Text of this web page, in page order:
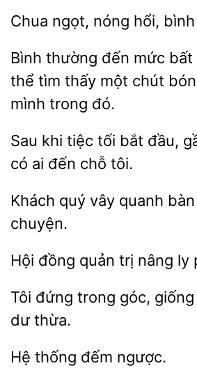
hổi,
Bình thường đến mức bất
thể tìm thấy một chút
trong đó.
Sau khi
tối bắt đầu,
đến chỗ tôi.
Khách vây quanh bàn
Hội quản trị nâng
đứng trong góc,
dư
đếm